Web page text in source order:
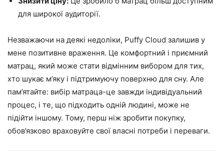
для широкої аудиторії.
Незважаючи на деякі недоліки, Puffy Cloud залишив у
мене позитивне враження. Це комфортний і приємний
матрац, який може стати відмінним вибором для тих,
хто шукає м’яку і підтримуючу поверхню для сну. Але
пам’ятайте: вибір матраца-це завжди індивідуальний
процес, і те, що підходить одній людині, може не
підійти іншому. Тому, перш ніж зробити покупку,
обов’язково враховуйте свої власні потреби і переваги.